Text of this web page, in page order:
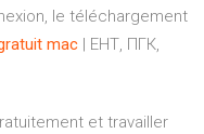
le téléchargement
mac | ЕНТ, ПГК,
et travailler